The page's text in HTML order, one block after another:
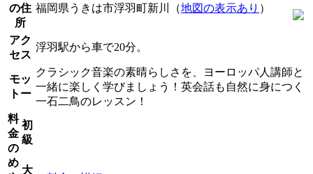
の住
所
福岡県うきは市浮羽町新川（地図の表示あり ）
アク
セス
浮羽駅から車で20分。
モッ
トー
クラシック音楽の素晴らしさを、ヨーロッパ人講師と
一緒に楽しく学びましょう！英会話も自然に身につく
一石二鳥のレッスン！
料
金
の
め
初
級
大